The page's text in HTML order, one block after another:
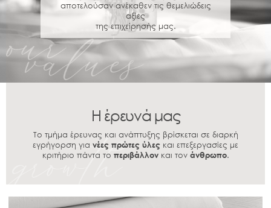
αποτελούσαν ανέκαθεν τις θεμελιώδεις
αξίες
της επιχείρησής μας.
Η έρευνά μας
Το τμήμα έρευνας και ανάπτυξης βρίσκεται σε διαρκή
εγρήγορση για νέες πρώτες ύλες και επεξεργασίες με
κριτήριο πάντα το περιβάλλονκαι τον άνθρωπο.